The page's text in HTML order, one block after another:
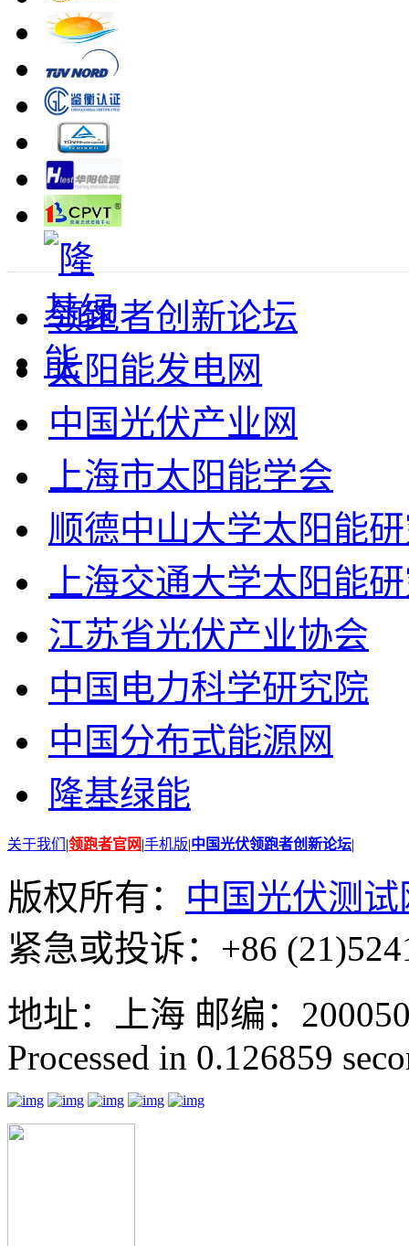
领跑者创新论坛
太阳能发电网
中国光伏产业网
上海市太阳能学会
顺德中山大学太阳能
上海交通大学太阳能
江苏省光伏产业协会
中国电力科学研究院
中国分布式能源网
隆基绿能
关于我们 |领跑者官网|手机版|中国光伏领跑者创新论坛|
版权所有： 中国光伏测试
紧急或投诉：+86
地址：上海 邮编：
Processed in 0.126859